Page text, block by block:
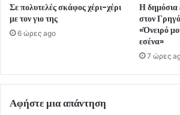
Σε πολυτελές σκάφος χέρι-χέρι
με τον γιο της
6 ώρες ago
Η δημόσια
στον
«Όνειρό
εσένα»
7 ώρες
Αφήστε μια απάντηση